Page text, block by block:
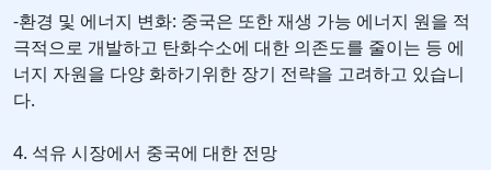
-환경 및 에너지 변화: 중국은 또한 재생 가능 에너지 원을 적
극적으로 개발하고 탄화수소에 대한 의존도를 줄이는 등 에
너지 자원을 다양 화하기위한 장기 전략을 고려하고 있습니
다.
4. 석유 시장에서 중국에 대한 전망